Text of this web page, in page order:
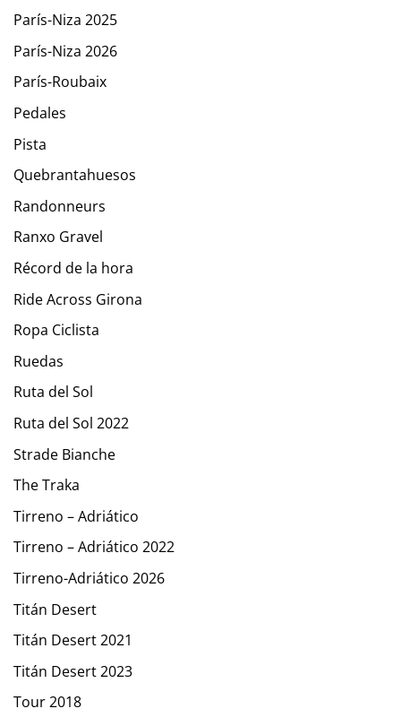
París-Niza 2025
París-Niza 2026
París-Roubaix
Pedales
Pista
Quebrantahuesos
Randonneurs
Ranxo Gravel
Récord de la hora
Ride Across Girona
Ropa Ciclista
Ruedas
Ruta del Sol
Ruta del Sol 2022
Strade Bianche
The Traka
Tirreno – Adriático
Tirreno – Adriático 2022
Tirreno-Adriático 2026
Titán Desert
Titán Desert 2021
Titán Desert 2023
Tour 2018